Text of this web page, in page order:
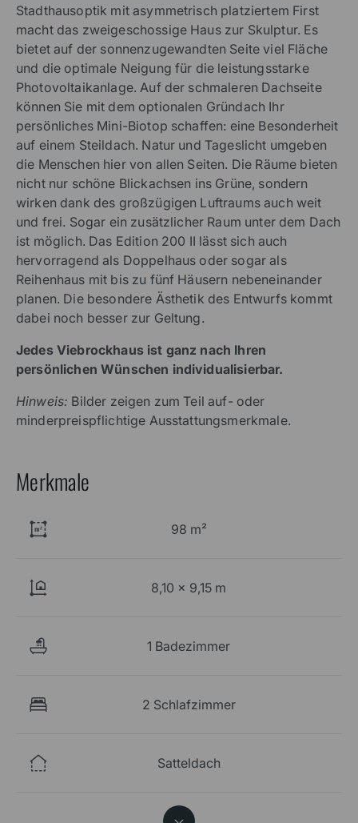
Stadthausoptik mit asymmetrisch platziertem First
macht das zweigeschossige Haus zur Skulptur. Es
bietet auf der sonnenzugewandten Seite viel Fläche
und die optimale Neigung für die leistungsstarke
Photovoltaikanlage. Auf der schmaleren Dachseite
können Sie mit dem optionalen Gründach Ihr
persönliches Mini-Biotop schaffen: eine Besonderheit
auf einem Steildach. Natur und Tageslicht umgeben
die Menschen hier von allen Seiten. Die Räume bieten
nicht nur schöne Blickachsen ins Grüne, sondern
wirken dank des großzügigen Luftraums auch weit
und frei. Sogar ein zusätzlicher Raum unter dem Dach
ist möglich. Das Edition 200 II lässt sich auch
hervorragend als Doppelhaus oder sogar als
Reihenhaus mit bis zu fünf Häusern nebeneinander
planen. Die besondere Ästhetik des Entwurfs kommt
dabei noch besser zur Geltung.
Jedes Viebrockhaus ist ganz nach Ihren
persönlichen Wünschen individualisierbar.
Hinweis: Bilder zeigen zum Teil auf- oder
minderpreispflichtige Ausstattungsmerkmale.
Merkmale
98 m²
8,10 x 9,15 m
1 Badezimmer
2 Schlafzimmer
Satteldach